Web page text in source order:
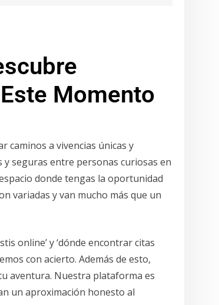
Momento
caminos a vivencias únicas y
y seguras entre personas curiosas en
donde tengas la oportunidad
variadas y van mucho más que un
online’ y ‘dónde encontrar citas
con acierto. Además de esto,
aventura. Nuestra plataforma es
un aproximación honesto al